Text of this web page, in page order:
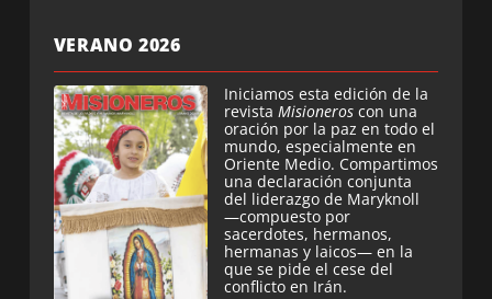
VERANO 2026
Iniciamos esta edición de la
revista Misioneros con una
oración por la paz en todo el
mundo, especialmente en
Oriente Medio. Compartimos
una declaración conjunta
del liderazgo de Maryknoll
—compuesto por
sacerdotes, hermanos,
hermanas y laicos— en la
que se pide el cese del
conflicto en Irán.